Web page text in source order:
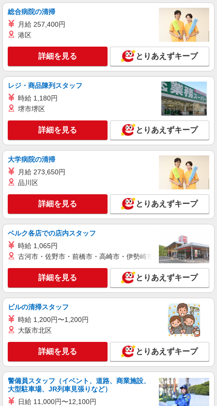
総合病院の清掃
月給 257,400円
港区
詳細を見る とりあえずキープ
レジ・商品陳列スタッフ
時給 1,180円
堺市堺区
詳細を見る とりあえずキープ
大学病院の清掃
月給 273,650円
品川区
詳細を見る とりあえずキープ
ベルク各店での店内スタッフ
時給 1,065円
古河市・佐野市・前橋市・高崎市・伊勢崎市・太田市・館林市
詳細を見る とりあえずキープ
ビルの清掃スタッフ
時給 1,200円〜1,200円
大阪市北区
詳細を見る とりあえずキープ
警備員スタッフ（イベント、道路、商業施設、
大型駐車場、JR列車見張りなど）
日給 11,000円〜12,100円